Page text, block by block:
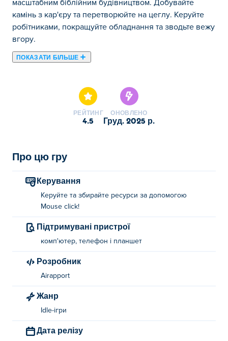
масштабним біблійним будівництвом. Добувайте
камінь з кар'єру та перетворюйте на цеглу. Керуйте
робітниками, покращуйте обладнання та зводьте вежу
вгору.
ПОКАЗАТИ БІЛЬШЕ
РЕЙТИНГ
4.5
ОНОВЛЕНО
груд. 2025 р.
Про цю гру
Керування
Керуйте та збирайте ресурси за допомогою
Mouse click!
Підтримувані пристрої
комп'ютер, телефон і планшет
Розробник
Airapport
Жанр
Idle-ігри
Дата релізу